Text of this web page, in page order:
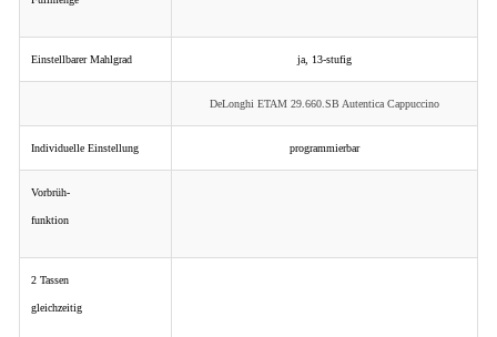
Einstellbarer Mahlgrad ja, 13-stufig
DeLonghi ETAM 29.660.SB Autentica Cappuccino
Individuelle Einstellung programmierbar
Vorbrüh-
funktion
2 Tassen
gleichzeitig